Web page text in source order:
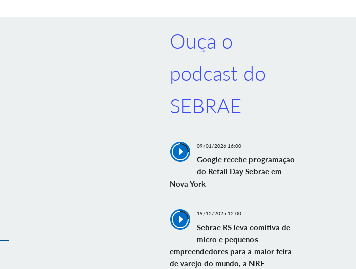
Ouça o
podcast do
SEBRAE
09/01/2026 16:00
Google recebe programação
do Retail Day Sebrae em
Nova York
19/12/2025 12:00
Sebrae RS leva comitiva de
micro e pequenos
empreendedores para a maior feira
de varejo do mundo, a NRF